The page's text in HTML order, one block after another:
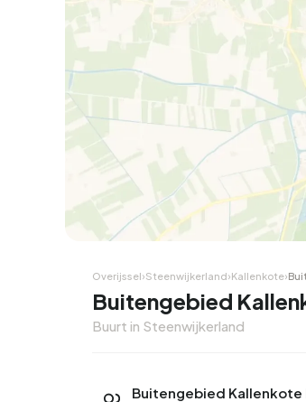
Overijssel›Steenwijkerland›Kallenkote›
Buitengebied
Buurt in Steenwijkerland
Buitengebied